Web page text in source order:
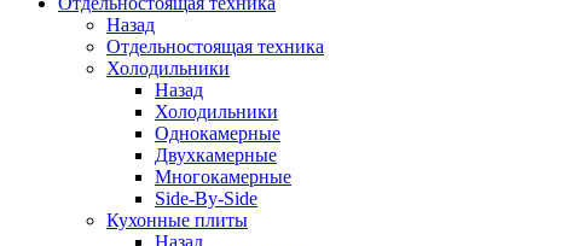
Назад
Отдельностоящая техника
Холодильники
Назад
Холодильники
Однокамерные
Двухкамерные
Многокамерные
Side-By-Side
Кухонные плиты
Назад